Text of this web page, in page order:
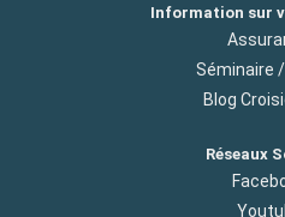
Information sur
Séminaire
Blog
Réseaux